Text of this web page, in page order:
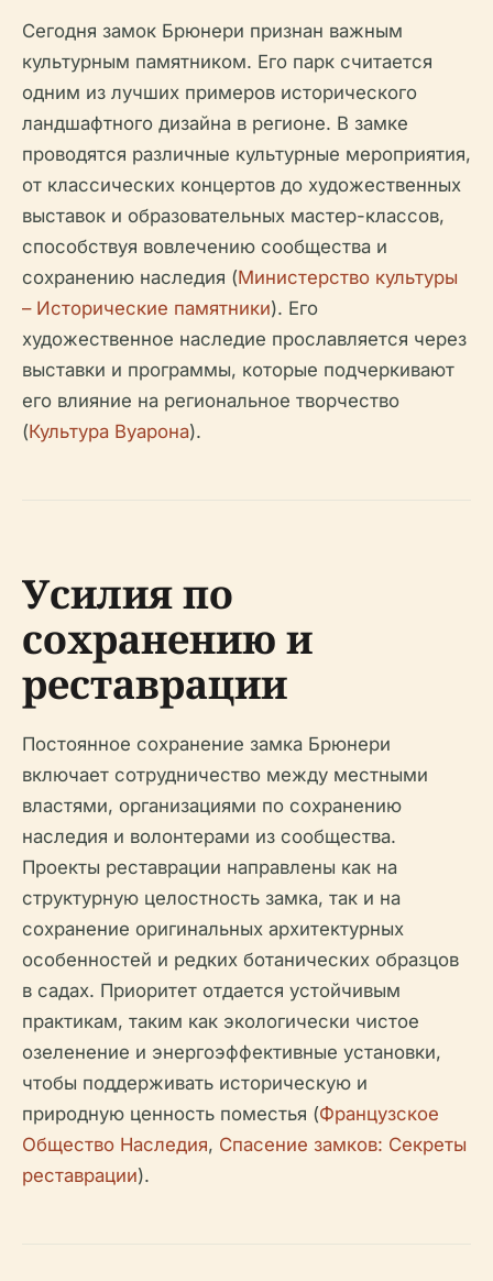
Сегодня замок Брюнери признан важным
культурным памятником. Его парк считается
одним из лучших примеров исторического
ландшафтного дизайна в регионе. В замке
проводятся различные культурные мероприятия,
от классических концертов до художественных
выставок и образовательных мастер-классов,
способствуя вовлечению сообщества и
сохранению наследия (Министерство культуры
– Исторические памятники). Его
художественное наследие прославляется через
выставки и программы, которые подчеркивают
его влияние на региональное творчество
(Культура Вуарона).
Усилия по
сохранению и
реставрации
Постоянное сохранение замка Брюнери
включает сотрудничество между местными
властями, организациями по сохранению
наследия и волонтерами из сообщества.
Проекты реставрации направлены как на
структурную целостность замка, так и на
сохранение оригинальных архитектурных
особенностей и редких ботанических образцов
в садах. Приоритет отдается устойчивым
практикам, таким как экологически чистое
озеленение и энергоэффективные установки,
чтобы поддерживать историческую и
природную ценность поместья (Французское
Общество Наследия, Спасение замков: Секреты
реставрации).